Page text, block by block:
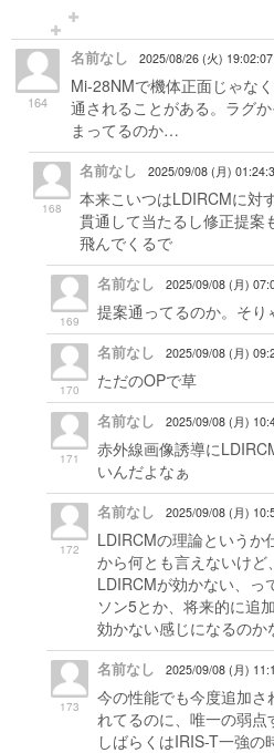
164
名前なし 2025/08/26 (火) 19:02:07
Mi-28NMで機体正面じゃな
通されることがある。ラグ
まってるのか…
168
名前なし 2025/09/08 (月)
本来こいつはLDIRCMに対
貫通して当たるし修正提案
飛んでくるで
169
名前なし 2025/09/08 (月)
提案通ってるのか。そり
170
名前なし 2025/09/08 (月)
ただのOPで草
171
名前なし 2025/09/08 (月)
赤外線画像誘導に
いんだよなぁ
172
名前なし 2025/09/08 (月)
LDIRCMの理論というか
から何とも言えないけど
LDIRCMが効かない、っ
ソン5とか、将来的に追
効かない感じになるのか
173
名前なし 2025/09/08 (月)
今の性能でも今度追加
れてるのに、唯一の弱
しばらくはIRIS-T一強の